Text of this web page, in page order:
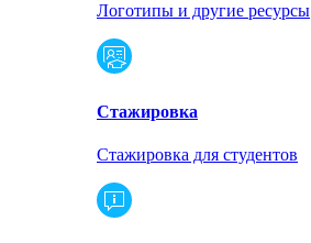
Логотипы и другие ресурсы
Стажировка
Стажировка для студентов